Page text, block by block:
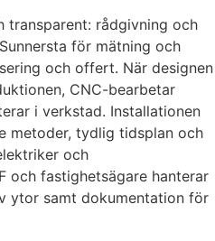
transparent: rådgivning och
för mätning och
och offert. När designen
CNC-bearbetar
i verkstad. Installationen
metoder, tydlig tidsplan och
och
och fastighetsägare hanterar
ytor samt dokumentation för